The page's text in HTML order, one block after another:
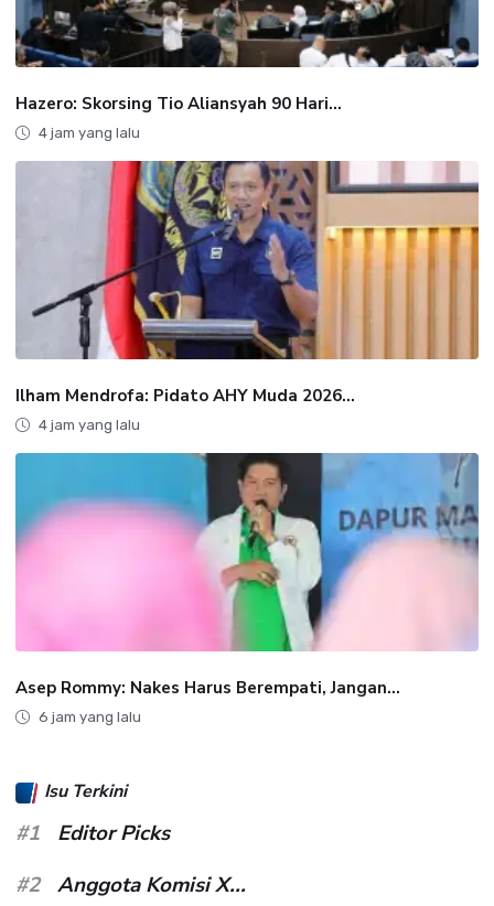
Hazero: Skorsing Tio Aliansyah 90 Hari...
4 jam yang lalu
Ilham Mendrofa: Pidato AHY Muda 2026...
4 jam yang lalu
Asep Rommy: Nakes Harus Berempati, Jangan...
6 jam yang lalu
Isu Terkini
#1
Editor Picks
#2
Anggota Komisi X...